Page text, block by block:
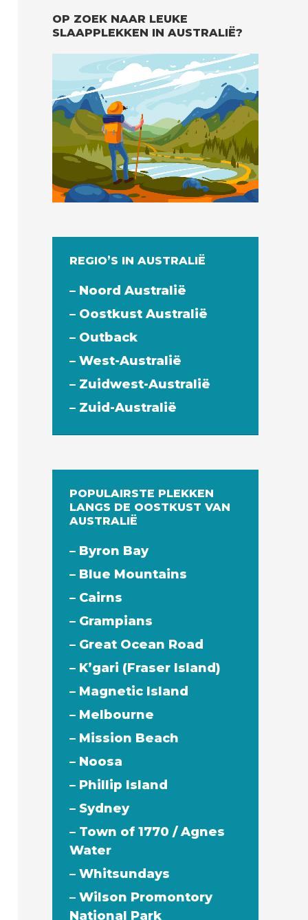
OP ZOEK NAAR LEUKE
SLAAPPLEKKEN IN AUSTRALIË?
REGIO’S IN AUSTRALIË
– Noord Australië
– Oostkust Australië
– Outback
– West-Australië
– Zuidwest-Australië
– Zuid-Australië
POPULAIRSTE PLEKKEN
LANGS DE OOSTKUST VAN
AUSTRALIË
– Byron Bay
– Blue Mountains
– Cairns
– Grampians
– Great Ocean Road
– K’gari (Fraser Island)
– Magnetic Island
– Melbourne
– Mission Beach
– Noosa
– Phillip Island
– Sydney
– Town of 1770 / Agnes
Water
– Whitsundays
– Wilson Promontory
National Park